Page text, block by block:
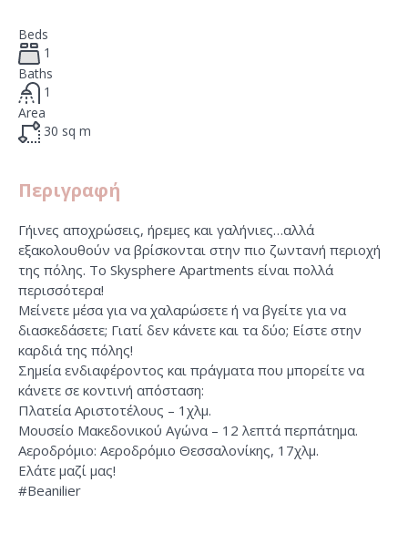
Beds
1
Baths
1
Area
30 sq m
Περιγραφή
Γήινες αποχρώσεις, ήρεμες και γαλήνιες…αλλά
εξακολουθούν να βρίσκονται στην πιο ζωντανή περιοχή
της πόλης. Το Skysphere Apartments είναι πολλά
περισσότερα!
Μείνετε μέσα για να χαλαρώσετε ή να βγείτε για να
διασκεδάσετε; Γιατί δεν κάνετε και τα δύο; Είστε στην
καρδιά της πόλης!
Σημεία ενδιαφέροντος και πράγματα που μπορείτε να
κάνετε σε κοντινή απόσταση:
Πλατεία Αριστοτέλους – 1χλμ.
Μουσείο Μακεδονικού Αγώνα – 12 λεπτά περπάτημα.
Αεροδρόμιο: Αεροδρόμιο Θεσσαλονίκης, 17χλμ.
Ελάτε μαζί μας!
#Beanilier